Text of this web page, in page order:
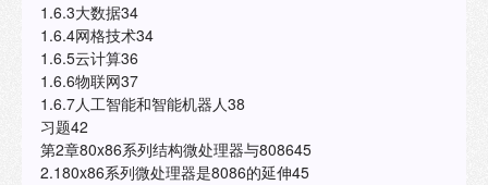
1.6.3大数据34
1.6.4网格技术34
1.6.5云计算36
1.6.6物联网37
1.6.7人工智能和智能机器人38
习题42
第2章80x86系列结构微处理器与808645
2.180x86系列微处理器是8086的延伸45